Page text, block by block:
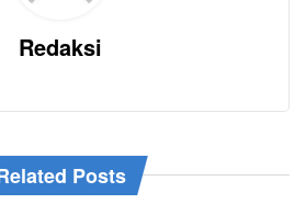
Redaksi
Posts